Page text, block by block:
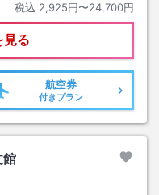
税込 2,925円〜24,700円
見る
航空券
付きプラン
館